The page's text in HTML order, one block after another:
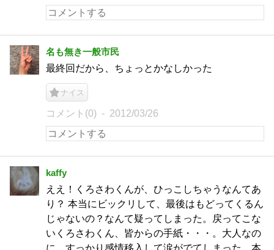
名も無き一般市民
最終回だから、ちょっとかなしかった
ナイス
コメント(0) 2012/03/26
kaffy
ええ！くろさわくんが、ひっこしちゃうなんてあ
り？ 本当にビックリして、最後はもどってくるん
じゃないの？なんて疑ってしまった。戻ってこな
いくろさわくん、皆からの手紙・・・。大人なの
に、すっかり感情移入して涙がでてしまった。本